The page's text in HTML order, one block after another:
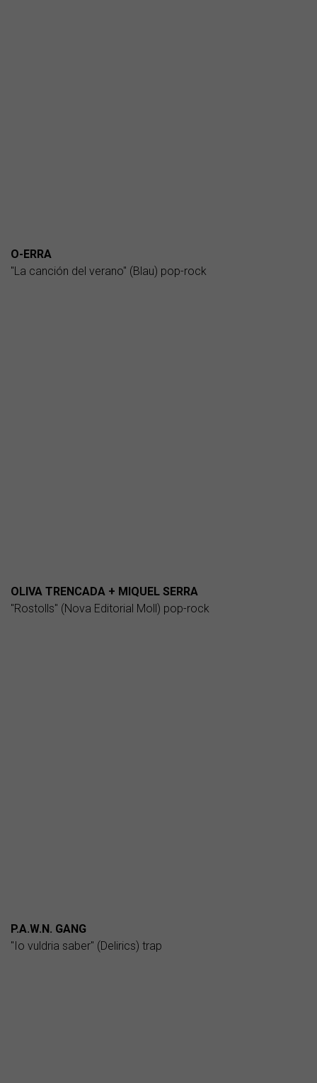
O-ERRA
"La canción del verano" (Blau) pop-rock
OLIVA TRENCADA + MIQUEL SERRA
"Rostolls" (Nova Editorial Moll) pop-rock
P.A.W.N. GANG
"Io vuldria saber" (Delirics) trap